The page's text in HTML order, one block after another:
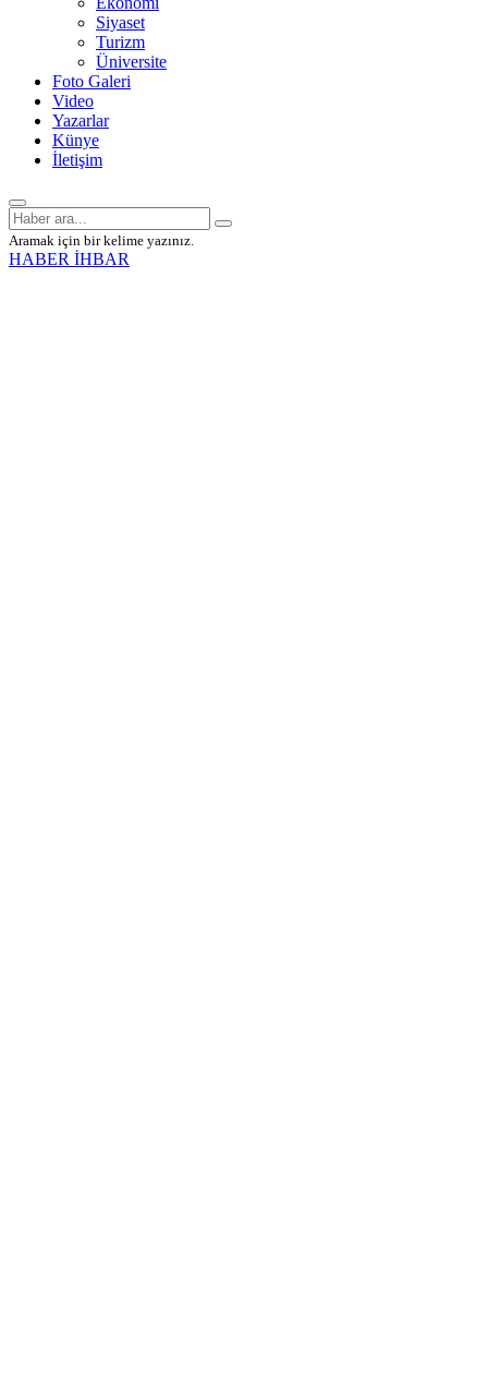
Siyaset
Turizm
Üniversite
Foto Galeri
Video
Yazarlar
Künye
İletişim
Aramak için bir kelime yazınız.
HABER İHBAR